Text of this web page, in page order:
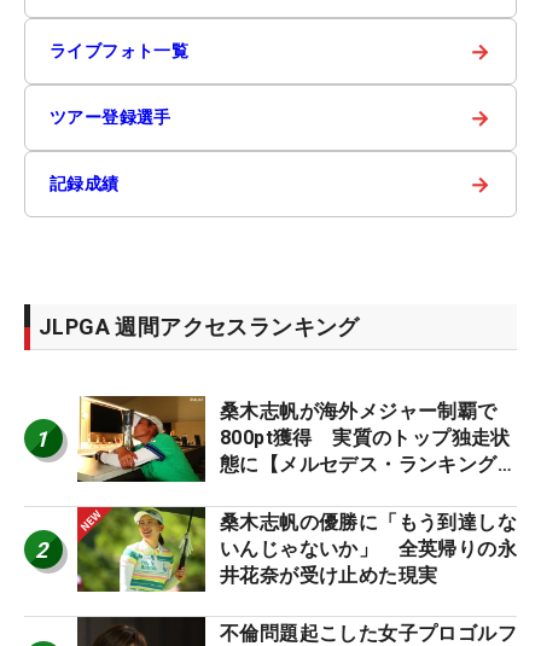
ライブフォト一覧 →
ツアー登録選手 →
記録成績 →
JLPGA 週間アクセスランキング
1
桑木志帆が海外メジャー制覇で
800pt獲得 実質のトップ独走状
態に【メルセデス・ランキング番
2
桑木志帆の優勝に「もう到達しな
いんじゃないか」 全英帰りの永
井花奈が受け止めた現実
不倫問題起こした女子プロゴルフ